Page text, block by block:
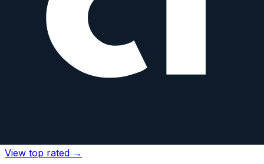
View top rated →
View top rated →